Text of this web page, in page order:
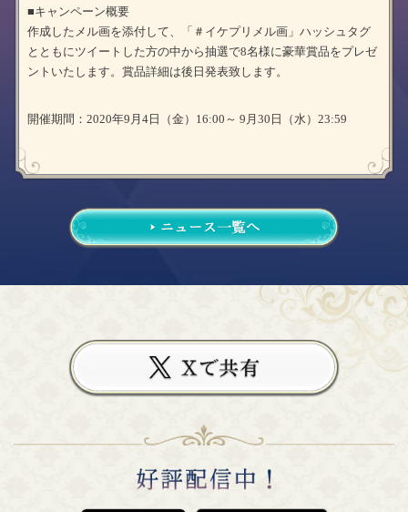
■キャンペーン概要
作成したメル画を添付して、「＃イケプリメル画」ハッシュタグ
とともにツイートした方の中から抽選で8名様に豪華賞品をプレゼ
ントいたします。賞品詳細は後日発表致します。
開催期間：2020年9月4日（金）16:00～ 9月30日（水）23:59